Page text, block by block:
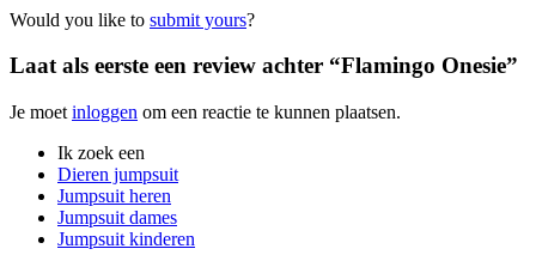
Would you like to submit yours?
Laat als eerste een review achter “Flamingo Onesie”
Je moet inloggen om een reactie te kunnen plaatsen.
Ik zoek een
Dieren jumpsuit
Jumpsuit heren
Jumpsuit dames
Jumpsuit kinderen